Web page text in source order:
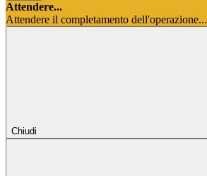
Attendere...
Attendere il completamento dell'operazione...
Chiudi